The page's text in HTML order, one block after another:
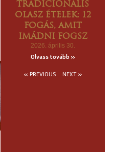
TRADICIONÁLIS
OLASZ ÉTELEK: 12
FOGÁS, AMIT
IMÁDNI FOGSZ
2026. április 30.
Olvass tovább »
« PREVIOUS NEXT »